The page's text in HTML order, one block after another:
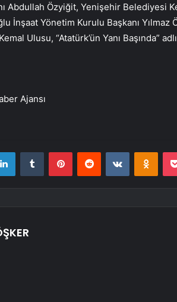
Abdullah Özyiğit, Yenişehir Belediyesi
İnşaat Yönetim Kurulu Başkanı
Ulusu, “Atatürk’ün Yanı Başında”
Ajansı
LinkedInTumblr PinterestReddit VKontakte